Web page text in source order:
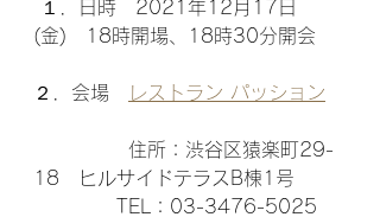
(金)　18時開場、18時30分開会
２．会場 レストラン パッション
住所：渋谷区猿楽町29-
18　ヒルサイドテラスB棟1号
TEL：03-3476-5025